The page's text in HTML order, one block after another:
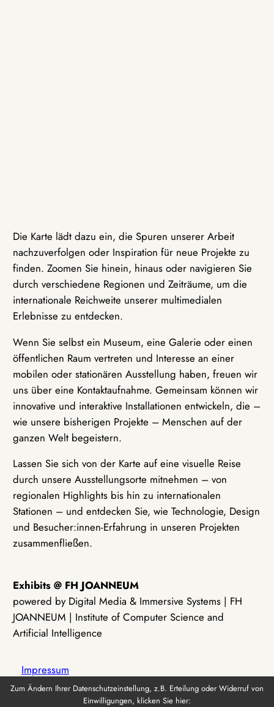
Die Karte lädt dazu ein, die Spuren unserer Arbeit
nachzuverfolgen oder Inspiration für neue Projekte zu
finden. Zoomen Sie hinein, hinaus oder navigieren Sie
durch verschiedene Regionen und Zeiträume, um die
internationale Reichweite unserer multimedialen
Erlebnisse zu entdecken.
Wenn Sie selbst ein Museum, eine Galerie oder einen
öffentlichen Raum vertreten und Interesse an einer
mobilen oder stationären Ausstellung haben, freuen wir
uns über eine Kontaktaufnahme. Gemeinsam können wir
innovative und interaktive Installationen entwickeln, die –
wie unsere bisherigen Projekte – Menschen auf der
ganzen Welt begeistern.
Lassen Sie sich von der Karte auf eine visuelle Reise
durch unsere Ausstellungsorte mitnehmen – von
regionalen Highlights bis hin zu internationalen
Stationen – und entdecken Sie, wie Technologie, Design
und Besucher:innen-Erfahrung in unseren Projekten
zusammenfließen.
Exhibits @ FH JOANNEUM
powered by Digital Media & Immersive Systems | FH
JOANNEUM | Institute of Computer Science and
Artificial Intelligence
Impressum
Zum Ändern Ihrer Datenschutzeinstellung, z.B. Erteilung oder Widerruf von
Einwilligungen, klicken Sie hier: